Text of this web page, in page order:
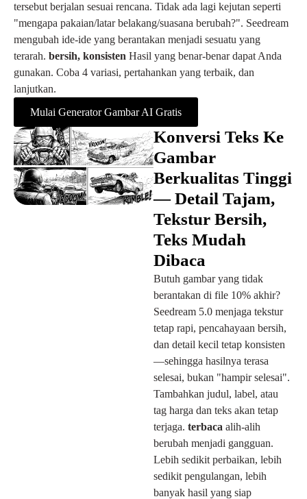
tersebut berjalan sesuai rencana. Tidak ada lagi kejutan seperti
"mengapa pakaian/latar belakang/suasana berubah?". Seedream
mengubah ide-ide yang berantakan menjadi sesuatu yang
terarah. bersih, konsisten Hasil yang benar-benar dapat Anda
gunakan. Coba 4 variasi, pertahankan yang terbaik, dan
lanjutkan.
Mulai Generator Gambar AI Gratis
Konversi Teks Ke
Gambar
Berkualitas Tinggi
— Detail Tajam,
Tekstur Bersih,
Teks Mudah
Dibaca
Butuh gambar yang tidak
berantakan di file 10% akhir?
Seedream 5.0 menjaga tekstur
tetap rapi, pencahayaan bersih,
dan detail kecil tetap konsisten
—sehingga hasilnya terasa
selesai, bukan "hampir selesai".
Tambahkan judul, label, atau
tag harga dan teks akan tetap
terjaga. terbaca alih-alih
berubah menjadi gangguan.
Lebih sedikit perbaikan, lebih
sedikit pengulangan, lebih
banyak hasil yang siap